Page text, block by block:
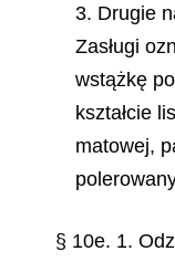
3. Drugie
Zasługi
wstążkę
kształcie
matowej,
§ 10e. 1.